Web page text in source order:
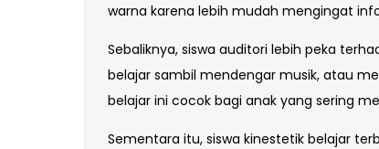
warna karena lebih mudah mengingat
Sebaliknya, siswa auditori lebih peka
belajar sambil mendengar musik, atau
belajar ini cocok bagi anak yang sering
Sementara itu, siswa kinestetik belajar